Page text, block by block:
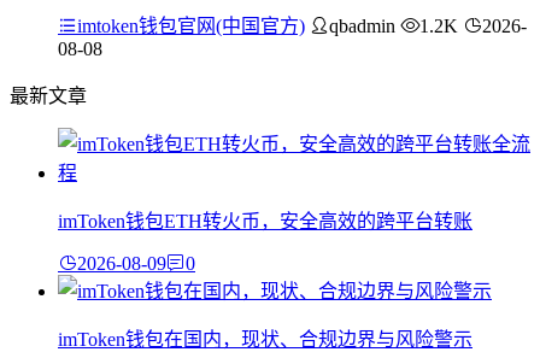
imtoken钱包官网(中国官方) qbadmin 1.2K
2026-
08-08
最新文章
imToken钱包ETH转火币，安全高效的跨平台转账
2026-08-09 0
imToken钱包在国内，现状、合规边界与风险警示